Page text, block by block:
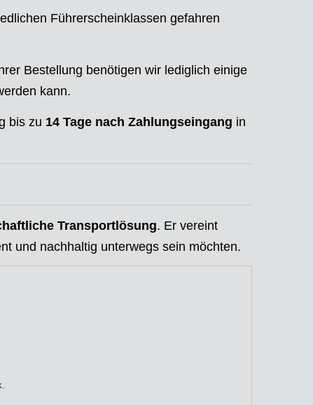
Führerscheinklassen gefahren
Bestellung benötigen wir lediglich einige
kann.
bis zu 14 Tage nach Zahlungseingang in
Transportlösung. Er vereint
und nachhaltig unterwegs sein möchten.